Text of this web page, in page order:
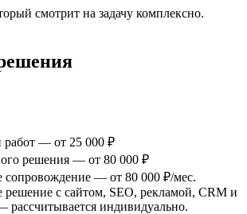
смотрит на задачу комплексно.
работ — от 25 000 ₽
решения — от 80 000 ₽
сопровождение — от 80 000 ₽/мес.
решение с сайтом, SEO, рекламой, CRM и
рассчитывается индивидуально.